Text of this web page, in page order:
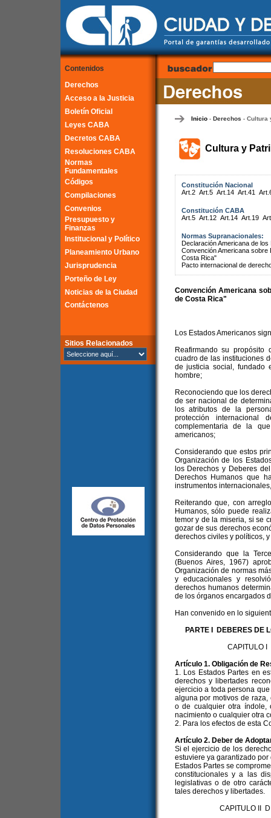
Contenidos
Derechos
Acceso a la Justicia
Boletín Oficial
Leyes CABA
Decretos CABA
Resoluciones CABA
Normas
Fundamentales
Códigos
Compilaciones
Convenios
Presupuesto y
Finanzas
Institucional y Político
Planeamiento Urbano
Jurisprudencia
Porteño de Ley
Noticias de la Ciudad
Contáctenos
Sitios Relacionados
Inicio- Derechos - Cultura
Cultura y
Constitución Nacional
Art.2 Art.5 Art.14 Art.41
Constitución CABA
Art.5 Art.12 Art.14 Art.19
Normas Supranacionales:
Declaración Americana de
Convención Americana
Costa Rica"
Pacto internacional de
Convención Americana
de Costa Rica"
Los Estados Americanos
Reafirmando su
cuadro de las instituciones
de justicia social, fundado
hombre;
Reconociendo que los
de ser nacional de
los atributos de la
protección internacional
complementaria de la
americanos;
Considerando que estos
Organización de los
los Derechos y Deberes
Derechos Humanos que
instrumentos
Reiterando que, con
Humanos, sólo puede
temor y de la miseria, si se
gozar de sus derechos
derechos civiles y políticos, y
Considerando que la
(Buenos Aires, 1967)
Organización de normas
y educacionales y
derechos humanos
de los órganos encargados
Han convenido en lo
PARTE I DEBERES DE
CAPITULO I
Artículo 1. Obligación de
1. Los Estados Partes en
derechos y libertades
ejercicio a toda persona
alguna por motivos de
o de cualquier otra índole,
nacimiento o cualquier otra
2. Para los efectos de esta
Artículo 2. Deber de
Si el ejercicio de los
estuviere ya garantizado
Estados Partes se
constitucionales y a las
legislativas o de otro
tales derechos y libertades.
CAPITULO II